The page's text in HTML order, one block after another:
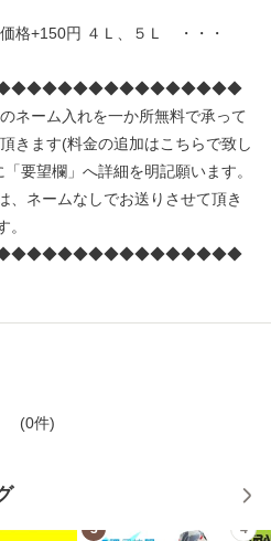
+150円 ４Ｌ、５Ｌ ・・・
ーム入れを一か所無料で承って
きます(料金の追加はこちらで致し
要望欄」へ詳細を明記願います。
ネームなしでお送りさせて頂き
(0件)
3 4